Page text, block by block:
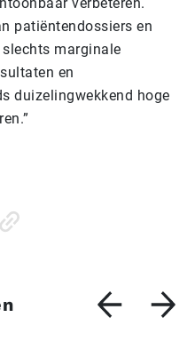
patiëntendossiers en
marginale
en
duizelingwekkend hoge